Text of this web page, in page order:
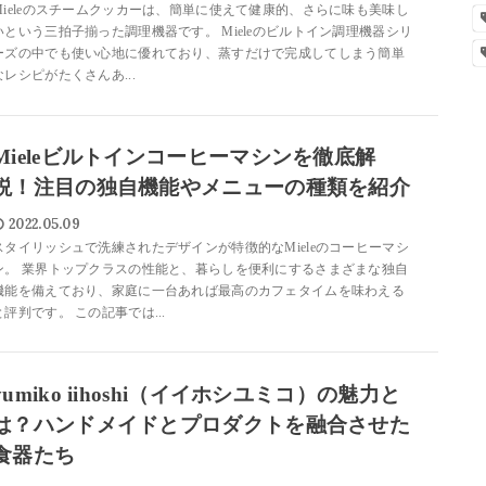
のスチームクッカーは、簡単に使えて健康的、さらに味も美味し
という三拍子揃った調理機器です。 Mieleのビルトイン調理機器シリ
ズの中でも使い心地に優れており、蒸すだけで完成してしまう簡単
レシピがたくさんあ...
ビルトインコーヒーマシンを徹底解
！注目の独自機能やメニューの種類を紹介
2022.05.09
タイリッシュで洗練されたデザインが特徴的なMieleのコーヒーマシ
。 業界トップクラスの性能と、暮らしを便利にするさまざまな独自
能を備えており、家庭に一台あれば最高のカフェタイムを味わえる
評判です。 この記事では...
iihoshi（イイホシユミコ）の魅力と
？ハンドメイドとプロダクトを融合させた
器たち